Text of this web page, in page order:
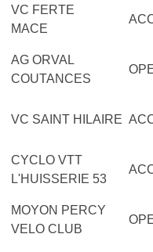
VC FERTE
MACE
AG ORVAL
COUTANCES
VC SAINT HILAIRE
CYCLO VTT
L'HUISSERIE 53
MOYON PERCY
VELO CLUB